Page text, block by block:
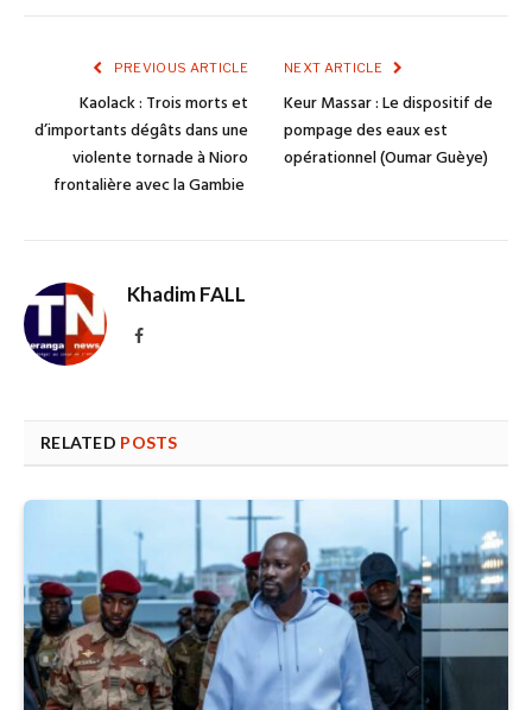
PREVIOUS ARTICLE
Kaolack : Trois morts et
d’importants dégâts dans une
violente tornade à Nioro
frontalière avec la Gambie
NEXT ARTICLE
Keur Massar : Le dispositif de
pompage des eaux est
opérationnel (Oumar Guèye)
Khadim FALL
Facebook
RELATED POSTS